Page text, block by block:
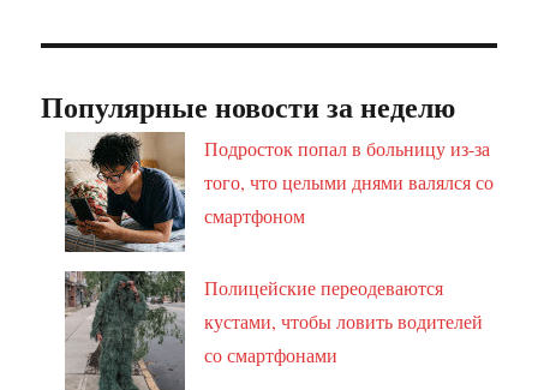
Популярные новости за неделю
Подросток попал в больницу из-за
того, что целыми днями валялся со
смартфоном
Полицейские переодеваются
кустами, чтобы ловить водителей
со смартфонами